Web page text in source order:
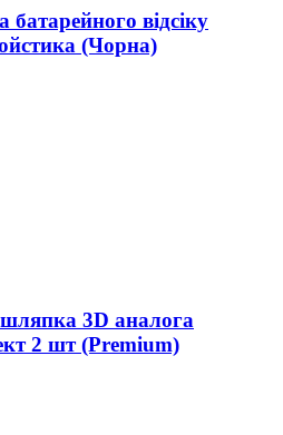
відсіку
(Чорна)
3D аналога
2 шт (Premium)